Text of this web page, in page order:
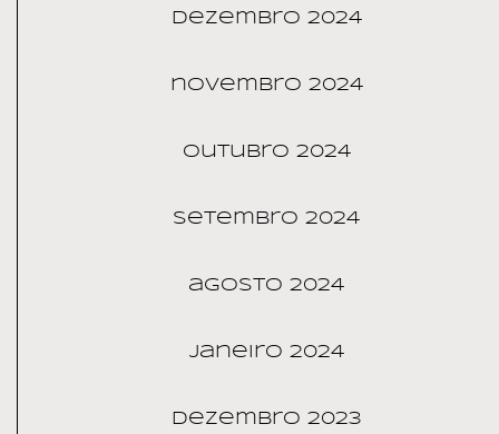
dezembro 2024
novembro 2024
outubro 2024
setembro 2024
agosto 2024
janeiro 2024
dezembro 2023